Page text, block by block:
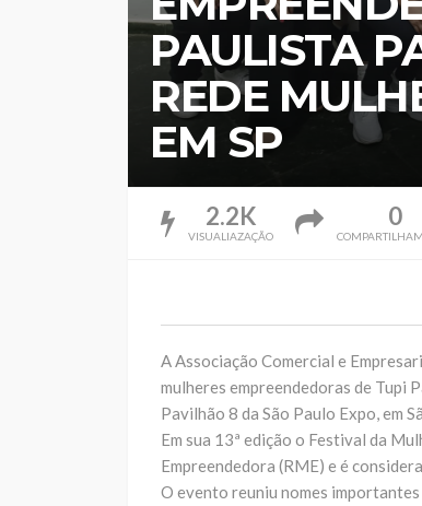
PAULISTA
REDE
EM SP
2.2K
VISUALIAZAÇÃO
0
A Associação Comercial e
mulheres empreendedoras de Tupi
Pavilhão 8 da São Paulo Expo, em
Em sua 13ª edição o Festival da
Empreendedora (RME) e é
O evento reuniu nomes